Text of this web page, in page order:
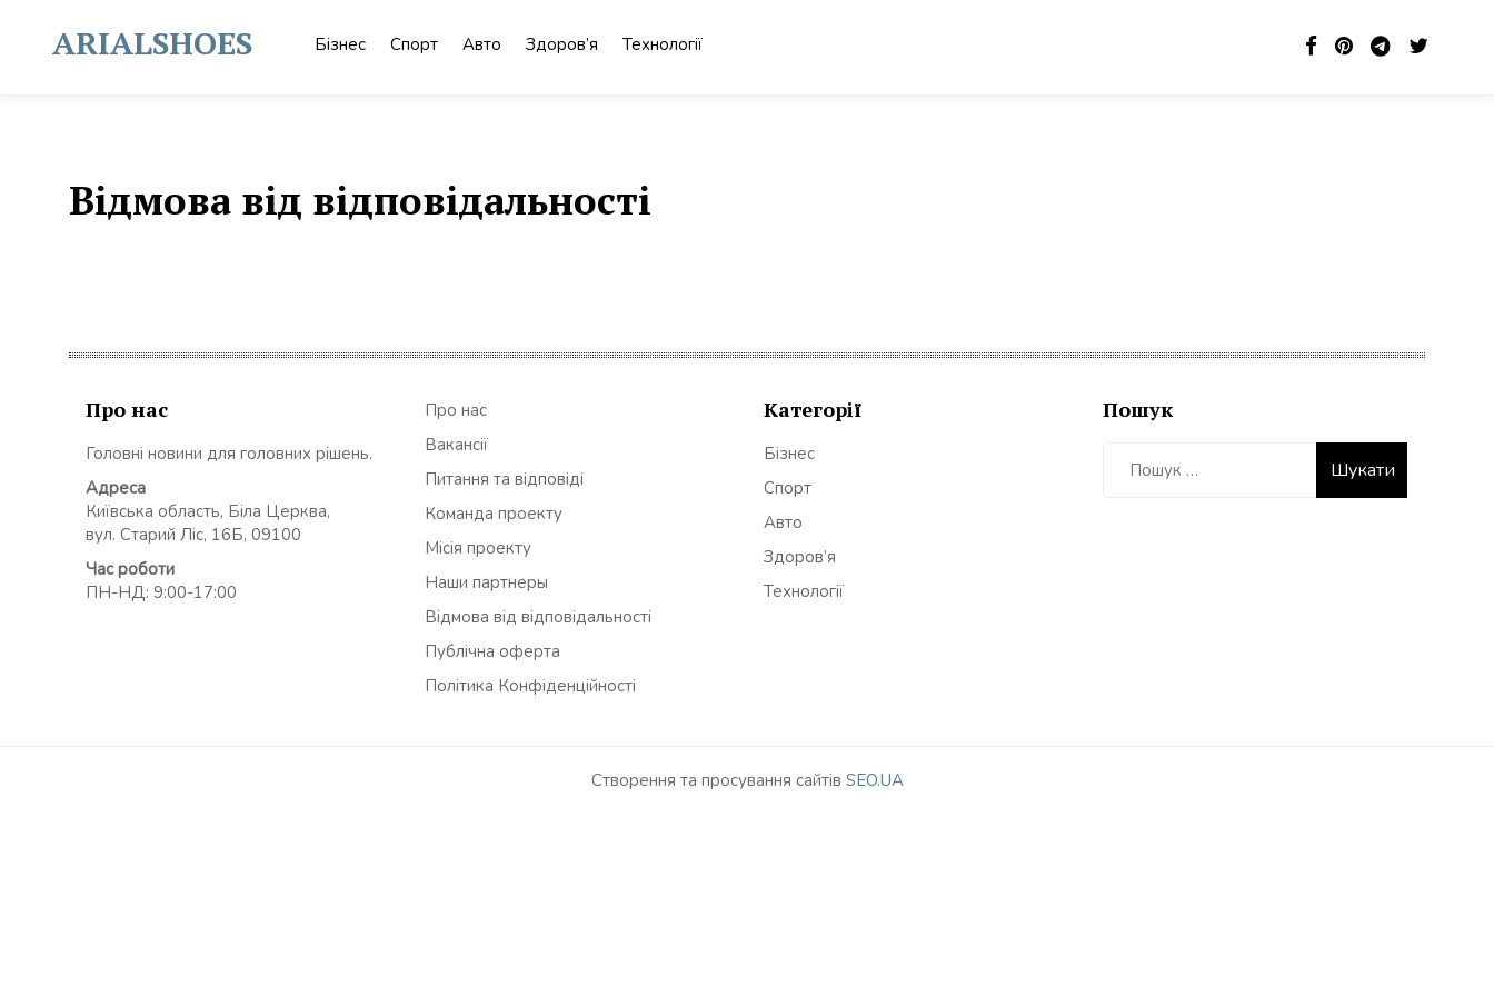
contentARIALSHOES Бізнес Спорт Авто Здоров’я Технології
Відмова від відповідальності
Про нас
Головні новини для головних рішень.
Адреса
Київська область, Біла Церква,
вул. Старий Ліс, 16Б, 09100
Час роботи
ПН-НД: 9:00-17:00
Про нас
Вакансії
Питання та відповіді
Команда проекту
Місія проекту
Наши партнеры
Відмова від відповідальності
Публічна оферта
Політика Конфіденційності
Категорії
Бізнес
Спорт
Авто
Здоров’я
Технології
Пошук
Створення та просування сайтів SEO.UA